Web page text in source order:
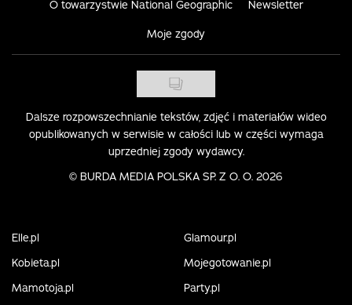
O towarzystwie National Geographic Newsletter
Moje zgody
Dalsze rozpowszechnianie tekstów, zdjęć i materiałów wideo
opublikowanych w serwisie w całości lub w części wymaga
uprzedniej zgody wydawcy.
© BURDA MEDIA POLSKA SP. Z O. O. 2026
Elle.pl
Glamour.pl
Kobieta.pl
Mojegotowanie.pl
Mamotoja.pl
Party.pl